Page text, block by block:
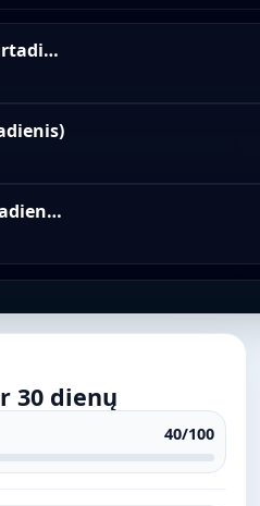
2026-07-23 (Ketvirtadienis)
2026-08-03 (Pirmadienis)
30 dienų
40/100